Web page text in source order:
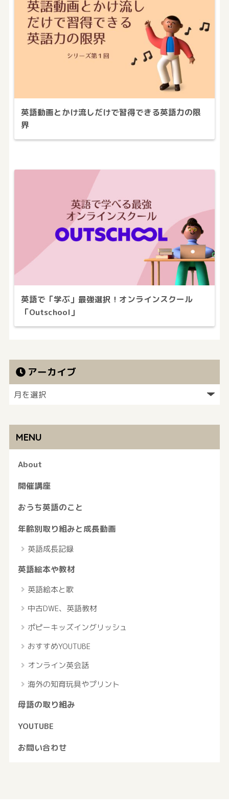
英語動画とかけ流しだけで習得できる英語力の限
界
英語で「学ぶ」最強選択！オンラインスクール
「Outschool」
アーカイブ
MENU
About
開催講座
おうち英語のこと
年齢別取り組みと成長動画
英語成長記録
英語絵本や教材
英語絵本と歌
中古DWE、英語教材
ポピーキッズイングリッシュ
おすすめYOUTUBE
オンライン英会話
海外の知育玩具やプリント
母語の取り組み
YOUTUBE
お問い合わせ